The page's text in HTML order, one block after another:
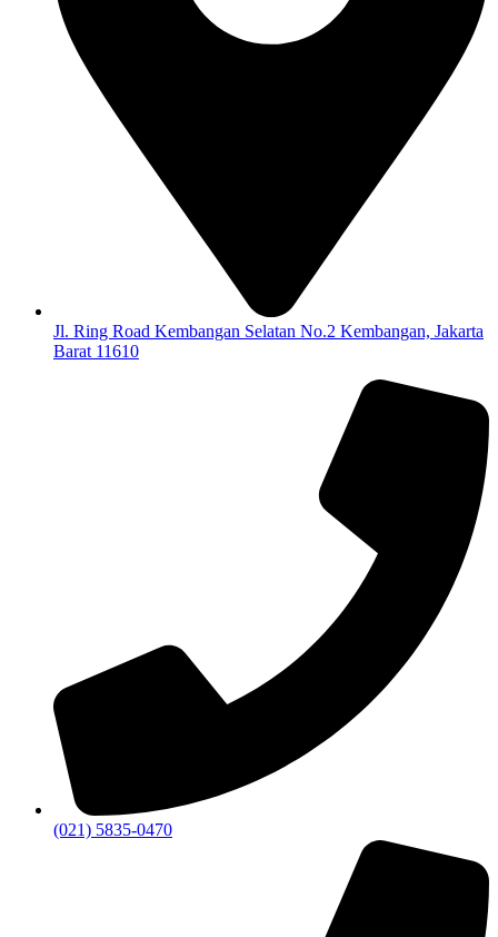
Jl. Ring Road Kembangan Selatan No.2 Kembangan, Jakarta
Barat 11610
(021) 5835-0470